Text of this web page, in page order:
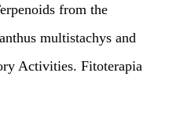
from the
multistachysand
Activities. Fitoterapia